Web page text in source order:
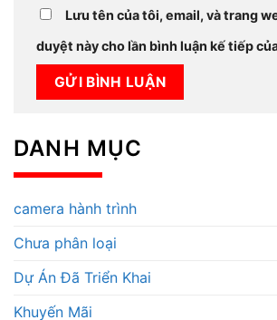
Lưu tên của tôi, email, và trang
duyệt này cho lần bình luận kế tiếp
DANH MỤC
camera hành trình
Chưa phân loại
Dự Án Đã Triển Khai
Khuyến Mãi